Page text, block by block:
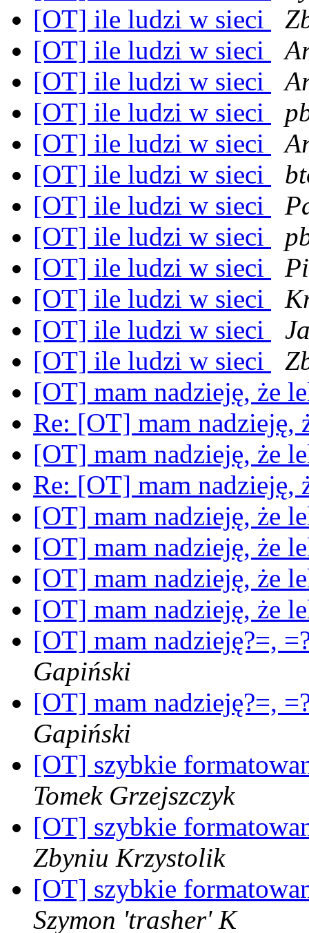
[OT] ile ludzi w sieci
[OT] ile ludzi w sieci
[OT] ile ludzi w sieci
[OT] ile ludzi w sieci
[OT] ile ludzi w sieci
[OT] ile ludzi w sieci
[OT] ile ludzi w sieci
[OT] ile ludzi w sieci
[OT] ile ludzi w sieci
[OT] ile ludzi w sieci
[OT] ile ludzi w sieci
[OT] ile ludzi w sieci
[OT] mam nadzieję, że
Re: [OT] mam
[OT] mam nadzieję, że
Re: [OT] mam
[OT] mam nadzieję, że
[OT] mam nadzieję, że
[OT] mam nadzieję, że
[OT] mam nadzieję, że
[OT] mam nadzieję?=,
Gapiński
[OT] mam nadzieję?=,
Gapiński
[OT] szybkie
Tomek Grzejszczyk
[OT] szybkie
Zbyniu Krzystolik
[OT] szybkie
Szymon 'trasher' K